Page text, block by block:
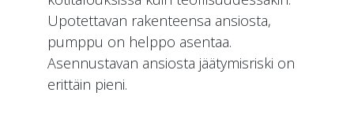
Upotettavan rakenteensa ansiosta,
pumppu on helppo asentaa.
Asennustavan ansiosta jäätymisriski on
erittäin pieni.